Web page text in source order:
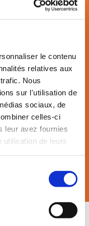
le contenu
relatives aux
Nous
sur l'utilisation de
sociaux, de
celles-ci
leur avez fournies
utilisation de leurs
end
quand, nous
le week-end.
confirmés
de vos besoins.